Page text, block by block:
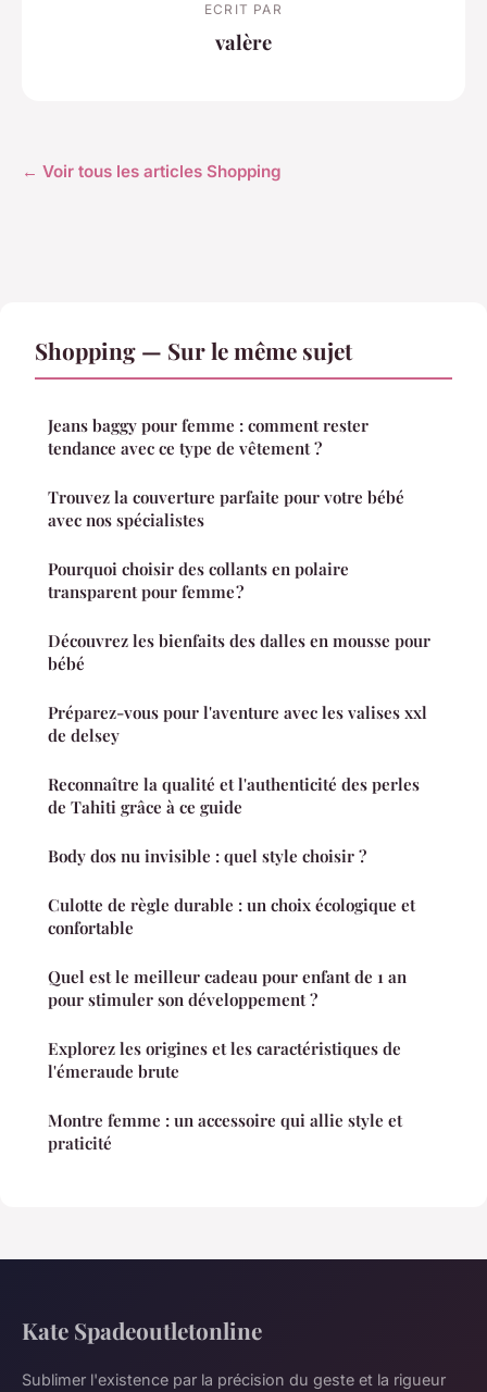
ECRIT PAR
valère
← Voir tous les articles Shopping
Shopping — Sur le même sujet
Jeans baggy pour femme : comment rester
tendance avec ce type de vêtement ?
Trouvez la couverture parfaite pour votre bébé
avec nos spécialistes
Pourquoi choisir des collants en polaire
transparent pour femme ?
Découvrez les bienfaits des dalles en mousse pour
bébé
Préparez-vous pour l'aventure avec les valises xxl
de delsey
Reconnaître la qualité et l'authenticité des perles
de Tahiti grâce à ce guide
Body dos nu invisible : quel style choisir ?
Culotte de règle durable : un choix écologique et
confortable
Quel est le meilleur cadeau pour enfant de 1 an
pour stimuler son développement ?
Explorez les origines et les caractéristiques de
l'émeraude brute
Montre femme : un accessoire qui allie style et
praticité
Kate Spadeoutletonline
Sublimer l'existence par la précision du geste et la rigueur